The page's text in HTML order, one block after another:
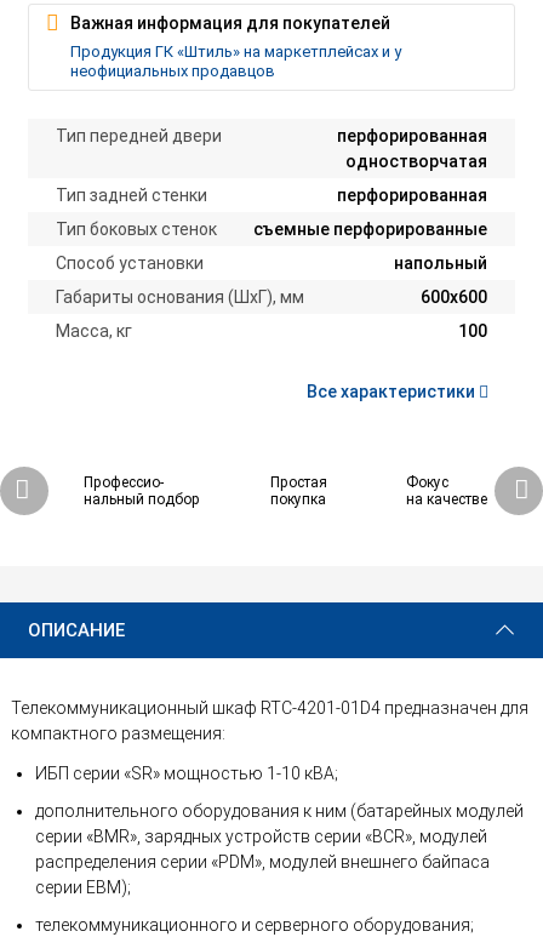
Тип передней двери
перфорированная
одностворчатая
Тип задней стенки
перфорированная
Тип боковых стенок
съемные перфорированные
Способ установки
напольный
Габариты основания (ШxГ), мм
600х600
Масса, кг
100
Все характеристики
Важная информация для покупателей
Продукция ГК «Штиль» на маркетплейсах и у
неофициальных продавцов
Профессио-
нальный подбор
Простая
покупка
Фокус
на качестве
66 370 ₽ Купить
ОПИСАНИЕ
Телекоммуникационный шкаф RTC-4201-01D4 предназначен для
компактного размещения:
ИБП серии «SR» мощностью 1-10 кВА;
дополнительного оборудования к ним (батарейных модулей
серии «BMR», зарядных устройств серии «BCR», модулей
распределения серии «PDM», модулей внешнего байпаса
серии EBM);
телекоммуникационного и серверного оборудования;